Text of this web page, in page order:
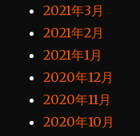
2021年3月
2021年2月
2021年1月
2020年12月
2020年11月
2020年10月